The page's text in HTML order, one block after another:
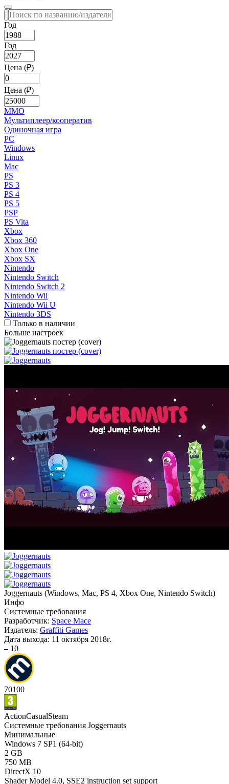
Год
Год
Цена (₽)
Цена (₽)
MMO
Мультиплеер/кооператив
Одиночная игра
PC
Windows
Linux
Mac
PS
PS 3
PS 4
PS 5
PSP
PS Vita
Xbox
Xbox 360
Xbox One
Xbox SX
Nintendo
Nintendo Switch
Nintendo Switch 2
Nintendo Wii
Nintendo Wii U
Nintendo 3DS
Только в наличии
Больше настроек
Joggernauts (Windows, Mac, PS 4, Xbox One, Nintendo Switch)
Инфо
Системные требования
Разработчик: Space Mace
Издатель: Graffiti Games
Дата выхода: 11 октября 2018г.
– 10
70100
ActionCasualSteam
Системные требования Joggernauts
Минимальные
Windows 7 SP1 (64-bit)
2 GB
750 MB
DirectX 10
Shader Model 4.0, SSE2 instruction set support